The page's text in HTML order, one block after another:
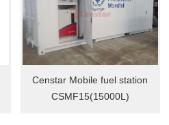
Censtar Mobile fuel station
CSMF15(15000L)